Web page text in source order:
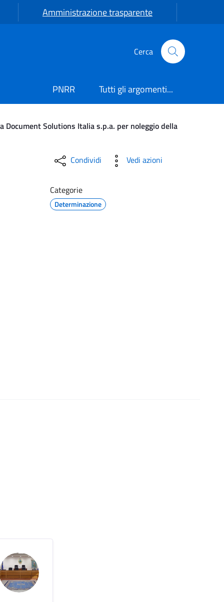
Amministrazione trasparente
Cerca
PNRR Tutti gli argomenti...
Document Solutions Italia s.p.a. per noleggio della
ORDINARIA
Condividi Vedi azioni
Categorie
Determinazione